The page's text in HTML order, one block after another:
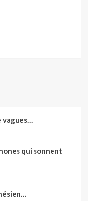
vagues…
qui sonnent